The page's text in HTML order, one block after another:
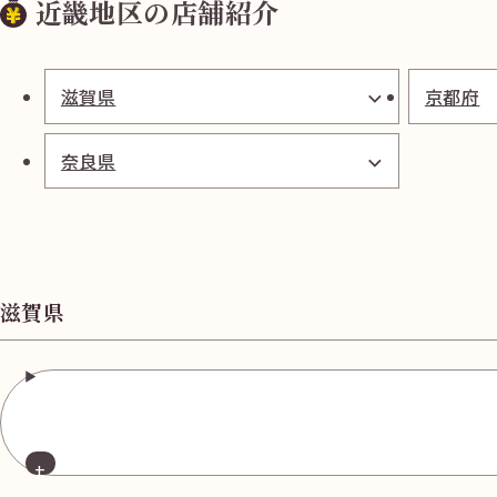
近畿地区の店舗紹介
滋賀県 京都府
奈良県
滋賀県